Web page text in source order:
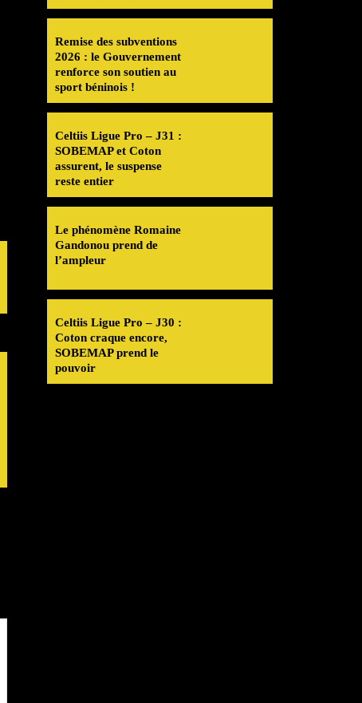
Remise des subventions
2026 : le Gouvernement
renforce son soutien au
sport béninois !
Celtiis Ligue Pro – J31 :
SOBEMAP et Coton
assurent, le suspense
reste entier
Le phénomène Romaine
Gandonou prend de
l’ampleur
Celtiis Ligue Pro – J30 :
Coton craque encore,
SOBEMAP prend le
pouvoir